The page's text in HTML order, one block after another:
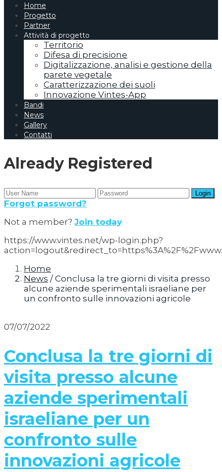
Home
Progetto
Partner
Attività di progetto
Territorio
Difesa di precisione
Digitalizzazione, analisi e gestione della
parete vegetale
Caratterizzazione dei suoli
Innovazione Vintes-App
Bandi
News
Gallery
Contatti
Already Registered
Forgot password?
Not a member? Join today
https://www.vintes.net/wp-login.php?
Home
News /Conclusa la tre giorni di visita presso
alcune aziende sperimentali israeliane per
un confronto sulle innovazioni agricole
07/07/2022
Conclusa la tre giorni di
visita presso alcune
aziende sperimentali
israeliane per un
confronto sulle
innovazioni agricole